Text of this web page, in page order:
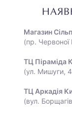
Магазин
(пр.
ТЦ Піраміда
(ул. Мишуги,
ТЦ Аркадія
(вул.